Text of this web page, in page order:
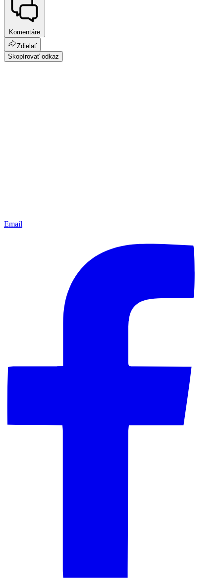
Komentáre
Zdielať
Skopírovať odkaz
Email